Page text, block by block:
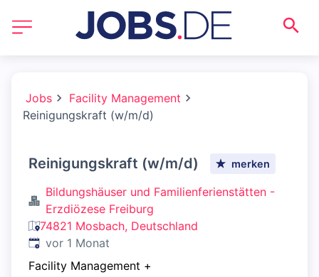
Jobs
Facility Management
Reinigungskraft (w/m/d)
Reinigungskraft (w/m/d) merken
Bildungshäuser und Familienferienstätten -
Erzdiözese Freiburg
74821 Mosbach, Deutschland
Veröffentlicht:
vor 1 Monat
Facility Management +